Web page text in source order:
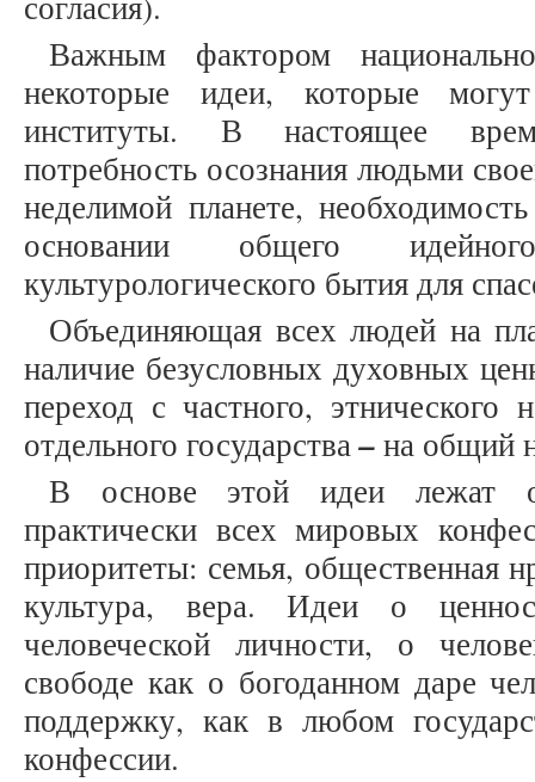
Важным фактором
некоторые идеи, которые
институты. В настоящее
потребность осознания людьми
неделимой планете,
основании общего
культурологического бытия для
Объединяющая всех людей на
наличие безусловных духовных
переход с частного,
отдельного государства–на общий
В основе этой идеи лежат
практически всех мировых
приоритеты: семья, общественная
культура, вера. Идеи о
человеческой личности, о
свободе как о богоданном даре
поддержку, как в любом
конфессии.